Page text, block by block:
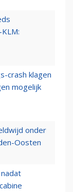
crash klagen
mogelijk
onder
Oosten